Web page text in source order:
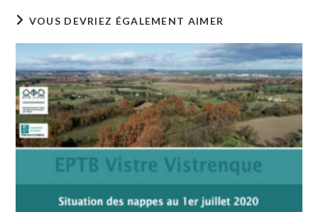
VOUS DEVRIEZ ÉGALEMENT AIMER